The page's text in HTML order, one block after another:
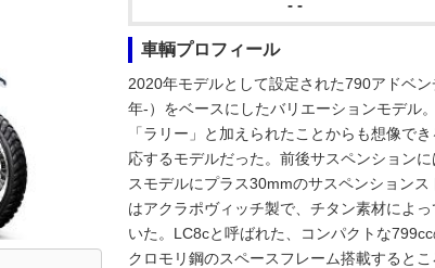
- -
車輌プロフィール
2020年モデルとして設定された790アドベ
年-）をベースにしたバリエーションモデル
「ラリー」と加えられたことからも想像で
応するモデルだった。前後サスペンション
スモデルにプラス30mmのサスペンション
はアクラポヴィッチ製で、チタン素材によ
いた。LC8cと呼ばれた、コンパクトな
クロモリ鋼のスペースフレーム搭載すると